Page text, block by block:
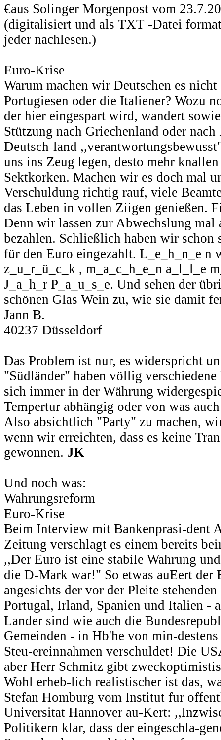
€aus Solinger Morgenpost vom
(digitalisiert und als TXT -Datei
jeder nachlesen.)
Euro-Krise
Warum machen wir Deutschen es
Portugiesen oder die Italiener? Wozu
der hier eingespart wird, wandert
Stützung nach Griechenland oder
Deutsch-land
uns ins Zeug legen, desto mehr
Sektkorken. Machen wir es doch mal
Verschuldung richtig rauf, viele
das Leben in vollen Ziigen genießen.
Denn wir lassen zur Abwechslung mal
bezahlen. Schließlich haben wir schon
für den Euro eingezahlt. L_e_h_n_e n
z_u_r_ü_c_k , m_a_c_h_e_n a_l_l_e
J_a_h_r P_a_u_s_e. Und sehen der
schönen Glas Wein zu, wie sie damit
Jann B.
40237 Düsseldorf
Das Problem ist nur, es widerspricht
"Südländer" haben völlig verschiedene
sich immer in der Währung
Tempertur abhängig oder von was
Also absichtlich "Party" zu machen,
wenn wir erreichten, dass es keine
gewonnen. JK
Und noch was:
Wahrungsreform
Euro-Krise
Beim Interview mit Bankenprasi-dent
Zeitung verschlagt es einem bereits
,,Der Euro ist eine stabile Wahrung
die D-Mark war!" So etwas auEert der
angesichts der vor der Pleite
Portugal, Irland, Spanien und Italien -
Lander sind wie auch die
Gemeinden - in Hb'he von min-
Steu-ereinnahmen verschuldet! Die
aber Herr Schmitz gibt
Wohl erheb-lich realistischer ist das,
Stefan Homburg vom Institut fur
Universitat Hannover au-Kert:
Politikern klar, dass der eingeschla-